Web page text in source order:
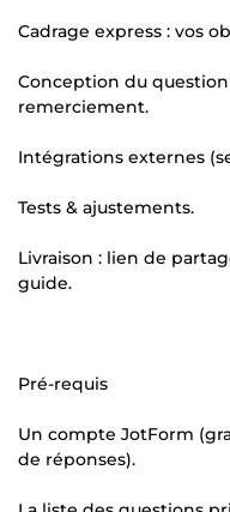
Cadrage express : vos
Conception du
remerciement.
Intégrations externes
Tests & ajustements.
Livraison : lien de
guide.
Pré-requis
Un compte JotForm
de réponses).